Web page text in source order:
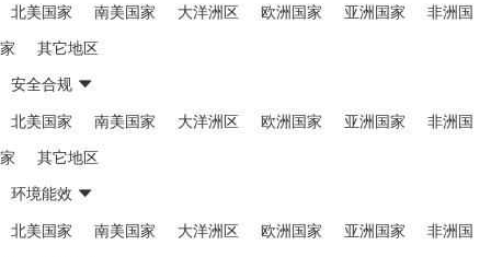
北美国家
南美国家 大洋洲区 欧洲国家 亚洲国家
非洲国
家
其它地区
安全合规
北美国家
南美国家 大洋洲区 欧洲国家 亚洲国家
非洲国
家
其它地区
环境能效
北美国家
南美国家 大洋洲区 欧洲国家 亚洲国家
非洲国